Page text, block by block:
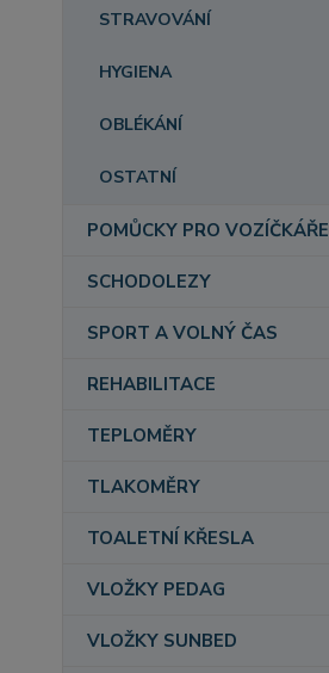
STRAVOVÁNÍ
HYGIENA
OBLÉKÁNÍ
OSTATNÍ
POMŮCKY PRO VOZÍČKÁŘE
SCHODOLEZY
SPORT A VOLNÝ ČAS
REHABILITACE
TEPLOMĚRY
TLAKOMĚRY
TOALETNÍ KŘESLA
VLOŽKY PEDAG
VLOŽKY SUNBED